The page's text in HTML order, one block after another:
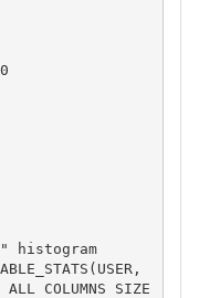
histogram
COLUMNS SIZE